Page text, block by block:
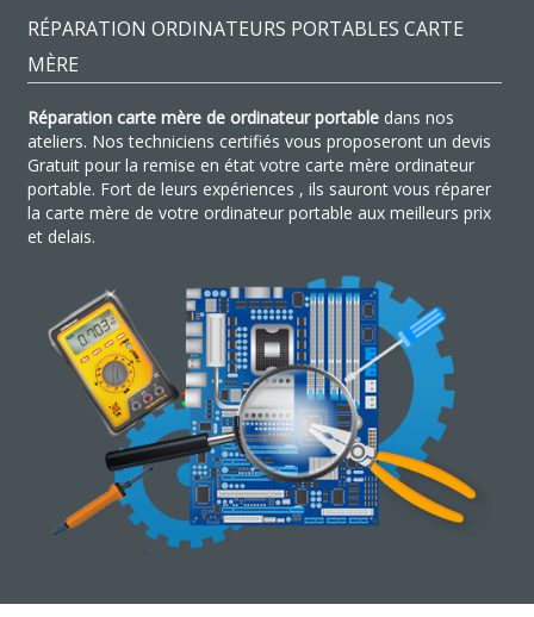
RÉPARATION ORDINATEURS PORTABLES CARTE
MÈRE
Réparation carte mère de ordinateur portabledans nos
ateliers. Nos techniciens certifiés vous proposeront un devis
Gratuit pour la remise en état votre carte mère ordinateur
portable. Fort de leurs expériences , ils sauront vous réparer
la carte mère de votre ordinateur portable aux meilleurs prix
et delais.